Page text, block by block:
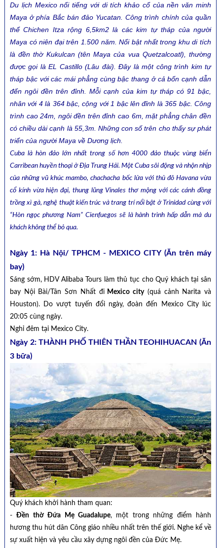
Du lịch Mexico nổi tiếng với di tích khảo cổ của nền văn minh
Maya ở phía Bắc bán đảo Yucatan. Công trình chính của quần
thể Chichen Itza rộng 6,5km2 là các kim tự tháp của người
Maya có niên đại trên 1.500 năm. Nổi bật nhất trong khu di tích
là đền thờ Kukulcan (tên Maya của vua Quetzalcoatl), thường
được gọi là EL Castillo (Lâu đài). Đây là một công trình kim tự
tháp bậc với các mái phẳng cùng bậc thang ở cả bốn cạnh dẫn
đến ngôi đền trên đỉnh. Mỗi cạnh của kim tự tháp có 91 bậc,
nhân với 4 là 364 bậc, cộng với 1 bậc lên đỉnh là 365 bậc. Công
trình cao 24m, ngôi đền trên đỉnh cao 6m, mặt phẳng chân đền
có chiều dài cạnh là 55,3m. Những con số trên cho thấy sự phát
triển của người Maya về Dương lịch.
Cuba là hòn đảo lớn nhất trong số hơn 4000 đảo thuộc vùng biển
Carribean huyền thoại ở Địa Trung Hải. Một Cuba sôi động và nhộn nhịp
của những vũ khúc mambo, chachacha bốc lửa với thủ đô Havana vừa
cổ kính vừa hiện đại, thung lũng Vinales thơ mộng với các cánh đồng
trồng xì gà, nghệ thuật kiến trúc và trang trí nổi bật ở Trinidad cùng với
“Hòn ngọc phương Nam” Cienfuegos sẽ là hành trình hấp dẫn mà du
khách không thể bỏ qua.
Ngày 1: Hà Nội/ TPHCM - MEXICO CITY (Ăn trên máy
bay)
Sáng sớm, HDV Alibaba Tours làm thủ tục cho Quý khách tại sân
bay Nội Bài/Tân Sơn Nhất điMexico city(quá cảnh Narita và
Houston). Do vượt tuyến đổi ngày, đoàn đến Mexico City lúc
20:05 cùng ngày.
Nghỉ đêm tại Mexico City.
Ngày 2: THÀNH PHỐ THIÊN THẦN TEOHIHUACAN (Ăn
3 bữa)
Quý khách khởi hành tham quan:
-Đền thờ Đứa Mẹ Guadalupe, một trong những điểm hành
hương thu hút dân Công giáo nhiều nhất trên thế giới. Nghe kể về
sự xuất hiện và yêu cầu xây dựng ngôi đền của Đức Mẹ.